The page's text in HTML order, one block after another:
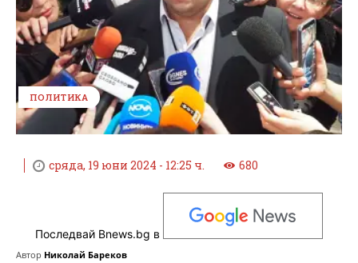
ПОЛИТИКА
сряда, 19 юни 2024 - 12:25 ч. 680
Последвай Bnews.bg в
Автор Николай Бареков